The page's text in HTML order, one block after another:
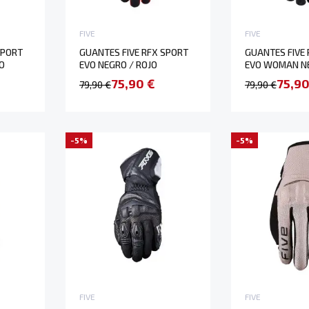
FIVE
GUANTES FIVE RFX SPORT
EVO NEGRO / ROJO
79,90 €75,90 €
FIVE
GUANTES FIVE
EVO WOMAN
79,90 €
-5%
FIVE
-5%
FIVE